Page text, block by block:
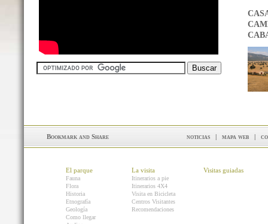
noticias | mapa web |
El parque
Fauna
Flora
Historia
Etnografía
Geología
Como llegar
La visita
Itinerarios a pie
Itinerarios 4X4
Visita en Bicicleta
Centros Visitantes
Recomendaciones
Visitas guiadas